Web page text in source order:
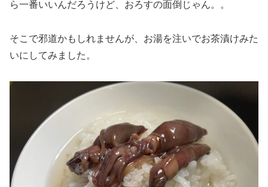
ら一番いいんだろうけど、おろすの面倒じゃん。。
そこで邪道かもしれませんが、お湯を注いでお茶漬けみた
いにしてみました。